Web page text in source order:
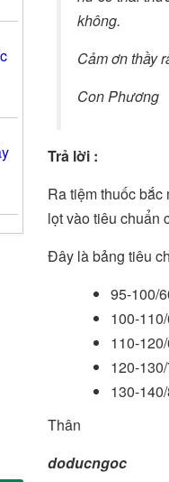
không.
Cảm ơn thầy
Con Phương
Trả lời :
Ra tiệm thuốc
lọt vào tiêu chuẩn
Đây là bảng tiêu
95-100/
100-
110-
120-
130-
Thân
doducngoc